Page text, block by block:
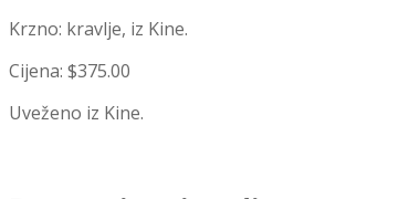
Krzno: kravlje, iz Kine.
Cijena: $375.00
Uveženo iz Kine.